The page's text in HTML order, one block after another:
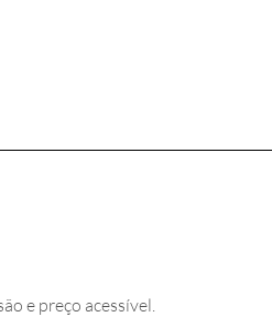
e preço acessível.